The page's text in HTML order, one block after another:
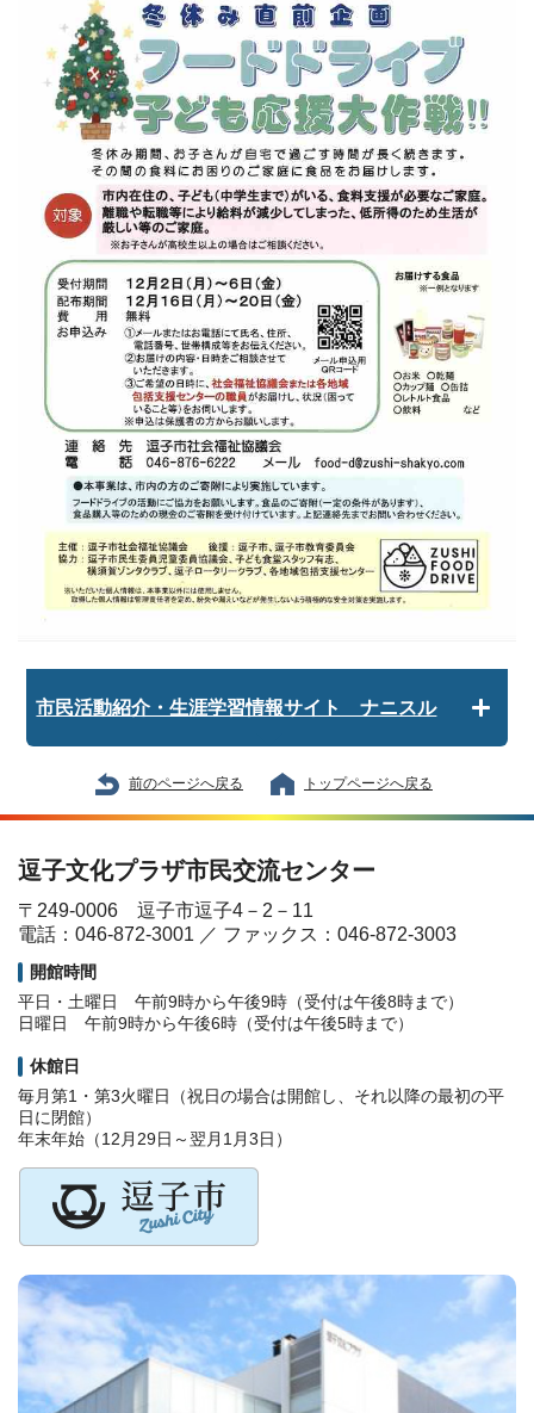
市民活動紹介・生涯学習情報サイト ナニスル
前のページへ戻る トップページへ戻る
逗子文化プラザ市民交流センター
〒249-0006 逗子市逗子4－2－11
電話：046-872-3001 ／ ファックス：046-872-3003
開館時間
平日・土曜日 午前9時から午後9時（受付は午後8時まで）
日曜日 午前9時から午後6時（受付は午後5時まで）
休館日
毎月第1・第3火曜日（祝日の場合は開館し、それ以降の最初の平
日に閉館）
年末年始（12月29日～翌月1月3日）